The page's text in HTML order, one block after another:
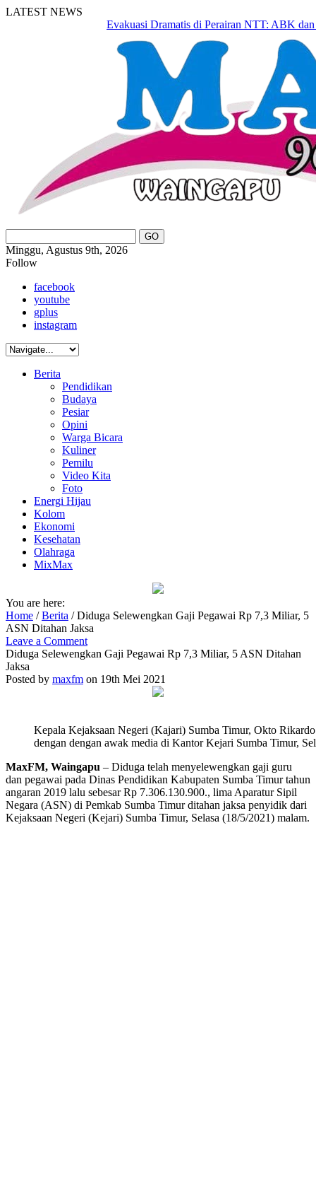
LATEST NEWS
Evakuasi Dramatis di Perairan NTT: ABK dan
Minggu, Agustus 9th, 2026
Follow
facebook
youtube
gplus
instagram
Berita
Pendidikan
Budaya
Pesiar
Opini
Warga Bicara
Kuliner
Pemilu
Video Kita
Foto
Energi Hijau
Kolom
Ekonomi
Kesehatan
Olahraga
MixMax
You are here:
Home /Berita /Diduga Selewengkan Gaji Pegawai Rp 7,3 Miliar, 5
ASN Ditahan Jaksa
Leave a Comment
Diduga Selewengkan Gaji Pegawai Rp 7,3 Miliar, 5 ASN Ditahan
Jaksa
Posted by maxfm on 19th Mei 2021
Kepala Kejaksaan Negeri (Kajari) Sumba Timur, Okto
dengan dengan awak media di Kantor Kejari Sumba Timur,
MaxFM, Waingapu – Diduga telah menyelewengkan gaji guru
dan pegawai pada Dinas Pendidikan Kabupaten Sumba Timur tahun
angaran 2019 lalu sebesar Rp 7.306.130.900., lima Aparatur Sipil
Negara (ASN) di Pemkab Sumba Timur ditahan jaksa penyidik dari
Kejaksaan Negeri (Kejari) Sumba Timur, Selasa (18/5/2021) malam.